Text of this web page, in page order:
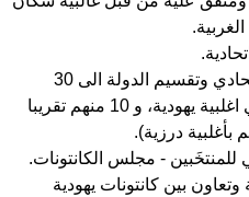
تكوين قطاع حكم اقليمي اتحادي وتقسيم الدولة الى 30
كانتونا، حوالي 20 منهم ذوي اغلبية يهودية، و 10 منهم تقريبا
بأغلبية درزية).
- مجلس الكانتونات.
وتعاون بين كانتونات يهودية